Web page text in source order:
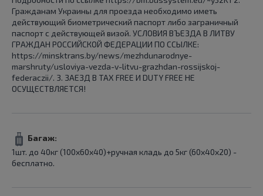
Гражданам Украины для проезда необходимо иметь
действующий биометрический паспорт либо заграничный
паспорт с действующей визой. УСЛОВИЯ ВЪЕЗДА В ЛИТВУ
ГРАЖДАН РОССИЙСКОЙ ФЕДЕРАЦИИ ПО ССЫЛКЕ:
https://minsktrans.by/news/mezhdunarodnye-
marshruty/usloviya-vezda-v-litvu-grazhdan-rossijskoj-
federaczii/. 3. ЗАЕЗД В TAX FREE И DUTY FREE НЕ
ОСУЩЕСТВЛЯЕТСЯ!
Багаж:
1шт. до 40кг (100x60x40)+ручная кладь до 5кг (60x40x20) -
бесплатно.